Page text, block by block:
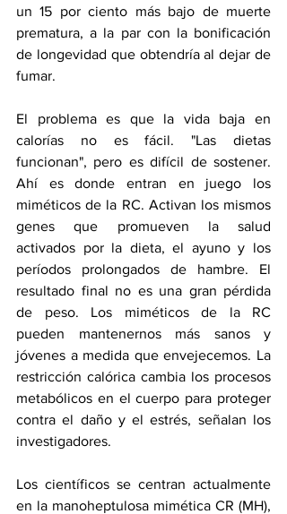
un 15 por ciento más bajo de muerte
prematura, a la par con la bonificación
de longevidad que obtendría al dejar de
fumar.
El problema es que la vida baja en
calorías no es fácil. "Las dietas
funcionan", pero es difícil de sostener.
Ahí es donde entran en juego los
miméticos de la RC. Activan los mismos
genes que promueven la salud
activados por la dieta, el ayuno y los
períodos prolongados de hambre. El
resultado final no es una gran pérdida
de peso. Los miméticos de la RC
pueden mantenernos más sanos y
jóvenes a medida que envejecemos. La
restricción calórica cambia los procesos
metabólicos en el cuerpo para proteger
contra el daño y el estrés, señalan los
investigadores.
Los científicos se centran actualmente
en la manoheptulosa mimética CR (MH),